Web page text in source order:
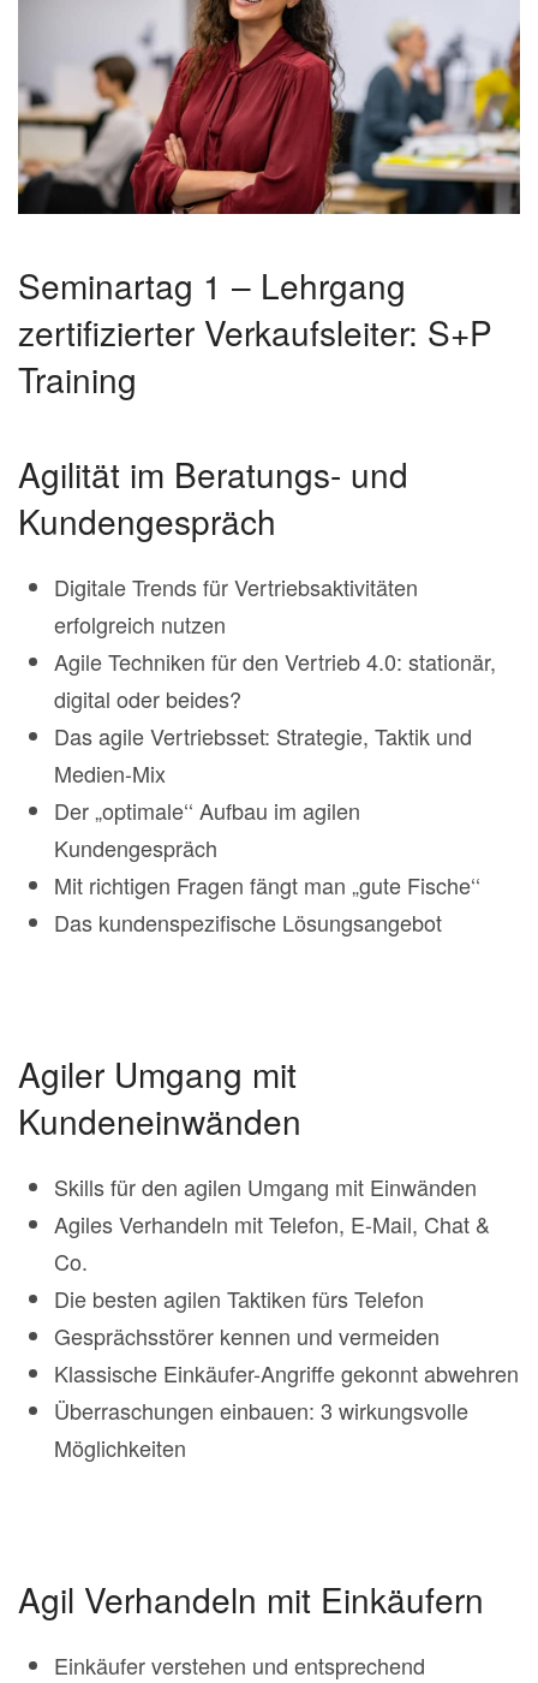
Seminartag 1 – Lehrgang
zertifizierter Verkaufsleiter: S+P
Training
Agilität im Beratungs- und
Kundengespräch
Digitale Trends für Vertriebsaktivitäten
erfolgreich nutzen
Agile Techniken für den Vertrieb 4.0: stationär,
digital oder beides?
Das agile Vertriebsset: Strategie, Taktik und
Medien-Mix
Der „optimale‘‘ Aufbau im agilen
Kundengespräch
Mit richtigen Fragen fängt man „gute Fische‘‘
Das kundenspezifische Lösungsangebot
Agiler Umgang mit
Kundeneinwänden
Skills für den agilen Umgang mit Einwänden
Agiles Verhandeln mit Telefon, E-Mail, Chat &
Co.
Die besten agilen Taktiken fürs Telefon
Gesprächsstörer kennen und vermeiden
Klassische Einkäufer-Angriffe gekonnt abwehren
Überraschungen einbauen: 3 wirkungsvolle
Möglichkeiten
Agil Verhandeln mit Einkäufern
Einkäufer verstehen und entsprechend